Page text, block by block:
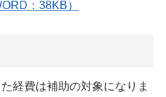
：38KB）
経費は補助の対象になりま